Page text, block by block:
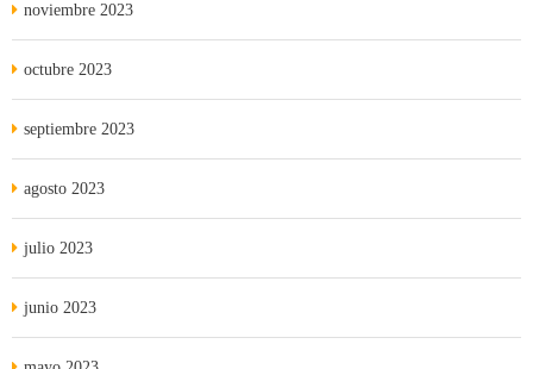
noviembre 2023
octubre 2023
septiembre 2023
agosto 2023
julio 2023
junio 2023